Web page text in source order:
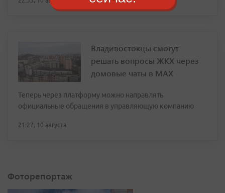
Владивостокцы смогут
решать вопросы ЖКХ через
домовые чаты в МАХ
Теперь через платформу можно направлять
официальные обращения в управляющую компанию
21:27, 10 августа
Фоторепортаж